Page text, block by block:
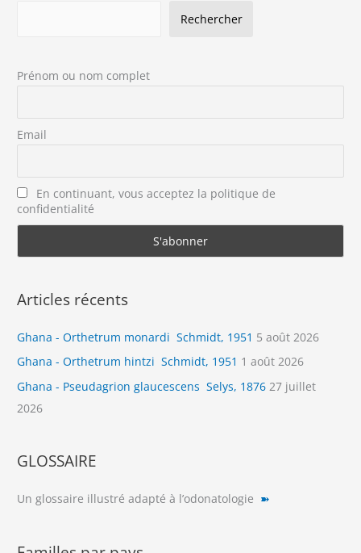
Rechercher
Prénom ou nom complet
Email
En continuant, vous acceptez la politique de
confidentialité
Articles récents
Ghana - Orthetrum monardi Schmidt, 1951 5 août 2026
Ghana - Orthetrum hintzi Schmidt, 1951 1 août 2026
Ghana - Pseudagrion glaucescens Selys, 1876 27 juillet
2026
GLOSSAIRE
Un glossaire illustré adapté à l’odonatologie ➽